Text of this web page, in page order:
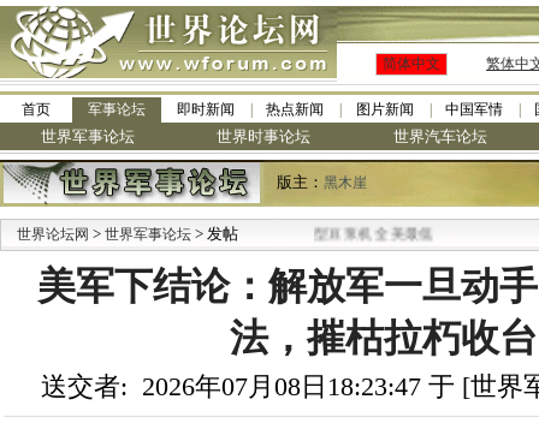
简体中文 繁体中
首页 军事论坛 即时新闻 热点新闻 图片新闻 中国军情
世界军事论坛 世界时事论坛 世界汽车论坛
版主： 黑木崖
世界论坛网 > 世界军事论坛 > 发帖
·九阳全新免清洗型豆浆机 全美最低
美军下结论：解放军一旦动
法，摧枯拉朽收
送交者: 2026年07月08日18:23:47 于 [世